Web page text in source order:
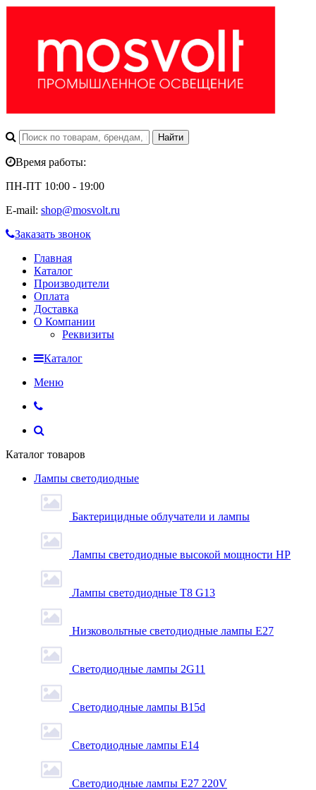
Время работы:
ПН-ПТ 10:00 - 19:00
E-mail: shop@mosvolt.ru
Заказать звонок
Главная
Каталог
Производители
Оплата
Доставка
О Компании
Реквизиты
Каталог
Меню
Каталог товаров
Лампы светодиодные
Бактерицидные облучатели и лампы
Лампы светодиодные высокой мощности HP
Лампы светодиодные Т8 G13
Низковольтные светодиодные лампы E27
Светодиодные лампы 2G11
Светодиодные лампы B15d
Светодиодные лампы E14
Светодиодные лампы E27 220V